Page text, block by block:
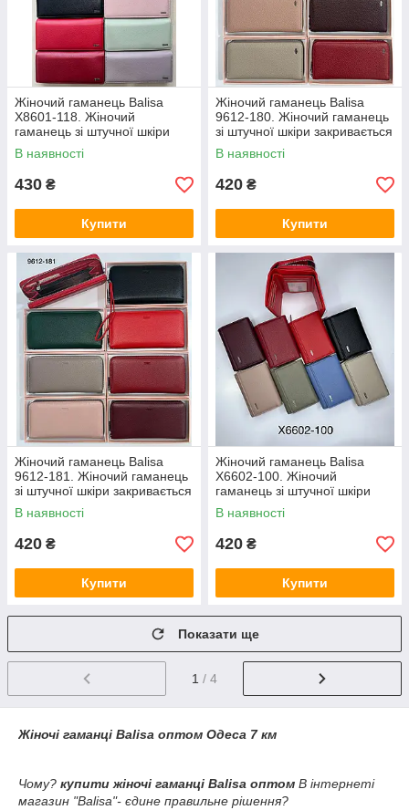
Жіночий гаманець Balisa
Х8601-118. Жіночий
гаманець зі штучної шкіри
закривається на магніт
В наявності
430 ₴
Купити
Жіночий гаманець Balisa
9612-180. Жіночий гаманець
зі штучної шкіри закривається
на магніт
В наявності
420 ₴
Купити
Жіночий гаманець Balisa
9612-181. Жіночий гаманець
зі штучної шкіри закривається
на магніт
В наявності
420 ₴
Купити
Жіночий гаманець Balisa
Х6602-100. Жіночий
гаманець зі штучної шкіри
закривається на магніт
В наявності
420 ₴
Купити
Показати ще
1 / 4
Жіночі гаманці Balisa оптом Одеса 7 км
Чому? купити жіночі гаманці Balisa оптом В інтернеті
магазин "Balisa"- єдине правильне рішення?